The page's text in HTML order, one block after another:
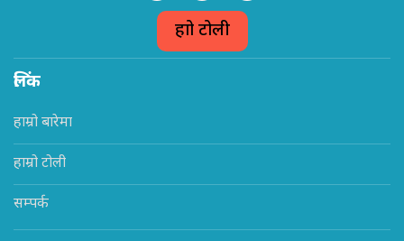
हाम्रो टोली
लिंक
हाम्रो बारेमा
हाम्रो टोली
सम्पर्क